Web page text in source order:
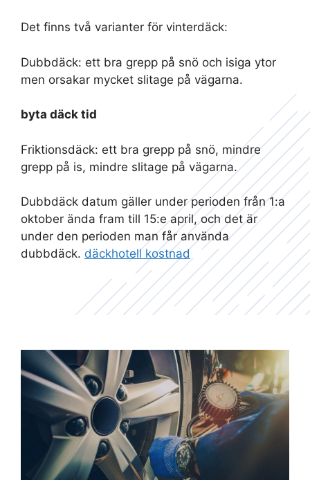
Det finns två varianter för vinterdäck:
Dubbdäck: ett bra grepp på snö och isiga ytor
men orsakar mycket slitage på vägarna.
byta däck tid
Friktionsdäck: ett bra grepp på snö, mindre
grepp på is, mindre slitage på vägarna.
Dubbdäck datum gäller under perioden från 1:a
oktober ända fram till 15:e april, och det är
under den perioden man får använda
dubbdäck. däckhotell kostnad